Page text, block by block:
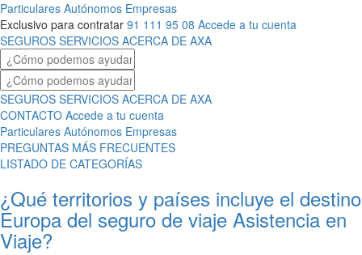
Particulares Autónomos Empresas
Exclusivo para contratar 91 111 95 08 Accede a tu cuenta
SEGUROS SERVICIOS ACERCA DE AXA
SEGUROS SERVICIOS ACERCA DE AXA
CONTACTO Accede a tu cuenta
Particulares Autónomos Empresas
PREGUNTAS MÁS FRECUENTES
LISTADO DE CATEGORÍAS
¿Qué territorios y países incluye el destino
Europa del seguro de viaje Asistencia en
Viaje?